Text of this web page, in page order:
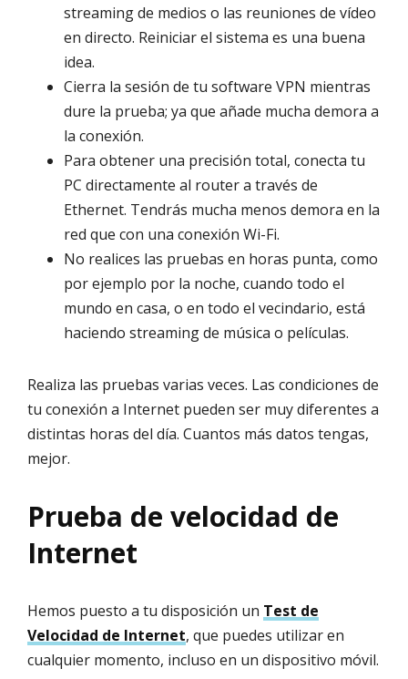
streaming de medios o las reuniones de vídeo
en directo. Reiniciar el sistema es una buena
idea.
Cierra la sesión de tu software VPN mientras
dure la prueba; ya que añade mucha demora a
la conexión.
Para obtener una precisión total, conecta tu
PC directamente al router a través de
Ethernet. Tendrás mucha menos demora en la
red que con una conexión Wi-Fi.
No realices las pruebas en horas punta, como
por ejemplo por la noche, cuando todo el
mundo en casa, o en todo el vecindario, está
haciendo streaming de música o películas.
Realiza las pruebas varias veces. Las condiciones de
tu conexión a Internet pueden ser muy diferentes a
distintas horas del día. Cuantos más datos tengas,
mejor.
Prueba de velocidad de
Internet
Hemos puesto a tu disposición un Test de
Velocidad de Internet, que puedes utilizar en
cualquier momento, incluso en un dispositivo móvil.